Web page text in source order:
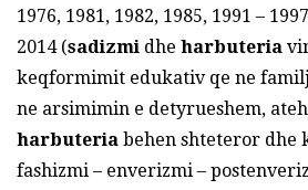
1976, 1981, 1982, 1985, 1991 –
2014 (sadizmi dhe harbuteria
keqformimit edukativ qe ne
ne arsimimin e detyrueshem,
harbuteria behen shteteror dhe
fashizmi – enverizmi –